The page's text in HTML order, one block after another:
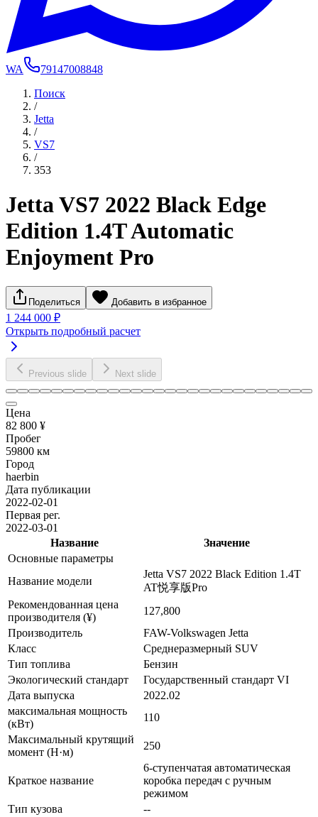
WA
79147008848
Поиск
/
Jetta
/
VS7
/
353
Jetta VS7 2022 Black Edge
Edition 1.4T Automatic
Enjoyment Pro
Поделиться Добавить в избранное
1 244 000 ₽
Открыть подробный расчет
Previous slide Next slide
Цена
82 800 ¥
Пробег
59800 км
Город
haerbin
Дата публикации
2022-02-01
Первая рег.
2022-03-01
Название
Значение
Основные параметры
Название модели
Jetta VS7 2022 Black Edition 1.4T
AT悦享版Pro
Рекомендованная цена
производителя (¥)
127,800
Производитель
FAW-Volkswagen Jetta
Класс
Среднеразмерный SUV
Тип топлива
Бензин
Экологический стандарт
Государственный стандарт VI
Дата выпуска
2022.02
максимальная мощность
(кВт)
110
Максимальный крутящий
момент (Н·м)
250
Краткое название
6-ступенчатая автоматическая
коробка передач с ручным
режимом
Тип кузова
--